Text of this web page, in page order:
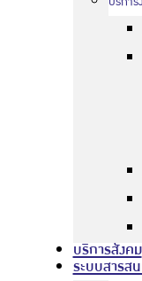
บริการสังคม
ระบบสารส